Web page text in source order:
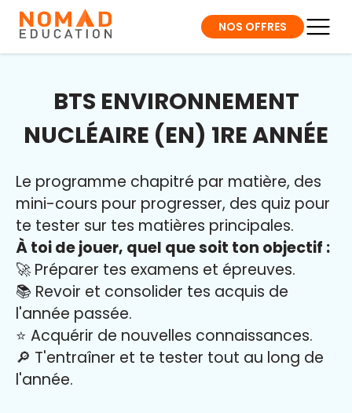
NOS OFFRES
BTS ENVIRONNEMENT
NUCLÉAIRE (EN) 1RE ANNÉE
Le programme chapitré par matière, des
mini-cours pour progresser, des quiz pour
te tester sur tes matières principales.
À toi de jouer, quel que soit ton objectif :
🚀 Préparer tes examens et épreuves.
📚 Revoir et consolider tes acquis de
l'année passée.
⭐️ Acquérir de nouvelles connaissances.
🔎 T'entraîner et te tester tout au long de
l'année.